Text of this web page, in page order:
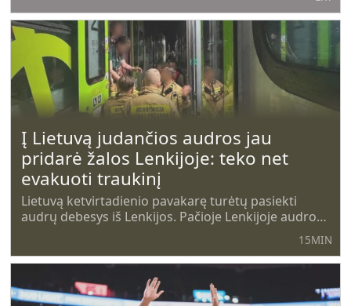
atvejus vis dažniau praneša
Į Lietuvą judančios audros jau
pridarė žalos Lenkijoje: teko net
evakuoti traukinį
Lietuvą ketvirtadienio pavakarę turėtų pasiekti
audrų debesys iš Lenkijos. Pačioje Lenkijoje audros
slenka jau kelias dienas, pridarydamos didesnių ar
mažesnių nuostolių. Ketvirtadienį čia irgi griaudėja,
vietomis stipriai lyja, lietų lydi ir kruša.
15MIN